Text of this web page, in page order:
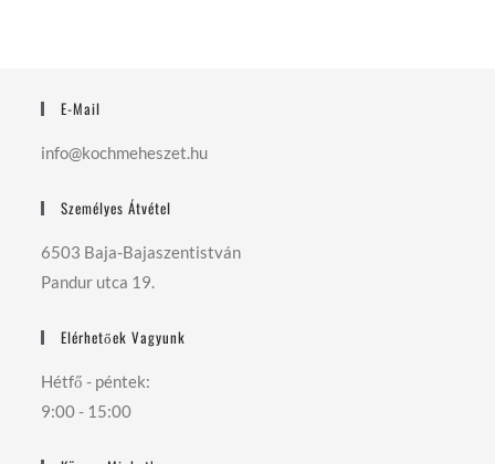
E-Mail
info@kochmeheszet.hu
Személyes Átvétel
6503 Baja-Bajaszentistván
Pandur utca 19.
Elérhetőek Vagyunk
Hétfő - péntek:
9:00 - 15:00